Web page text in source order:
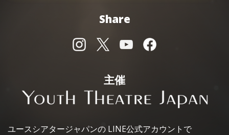
Share
主催
ユースシアタージャパンの LINE公式アカウントで